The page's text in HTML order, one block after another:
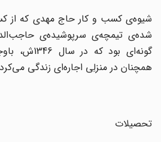
شیوه‌ی کسب و کار حاج مهدی که از
شده‌ی تیمچه‌ی سرپوشیده‌ی
گونه‌ای بود که
همچنان در منزلِی اجاره‌‌ای زندگی می‌کرد.[4]
تحصیلات